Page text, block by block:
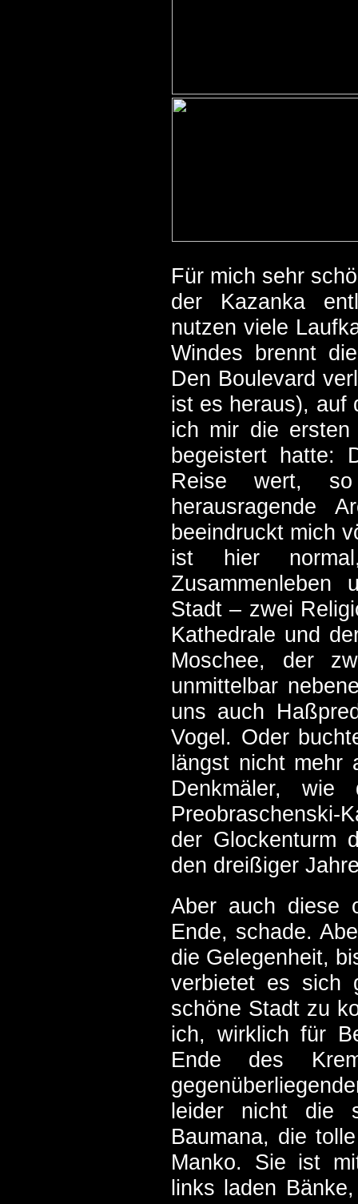
Für mich sehr
der Kazanka
nutzen viele
Windes brennt
Den Boulevard
ist es heraus), auf
ich mir die
begeistert hatte:
Reise wert, so
herausragende
beeindruckt mich
ist hier
Zusammenleben
Stadt – zwei
Kathedrale und
Moschee, der
unmittelbar
uns auch
Vogel. Oder
längst nicht mehr
Denkmäler,
Preobraschenski-
der Glockenturm
den dreißiger
Aber auch diese
Ende, schade.
die Gelegenheit,
verbietet es sich
schöne Stadt zu
ich, wirklich für
Ende des
leider nicht die
Baumana, die
Manko. Sie ist
links laden